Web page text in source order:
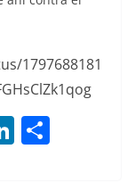
1797688181
Li